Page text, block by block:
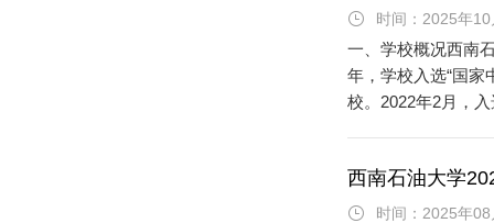
时间：2025年
一、学校概况西南
年，学校入选“国家
校。2022年2月，
西南石油大学
时间：2025年